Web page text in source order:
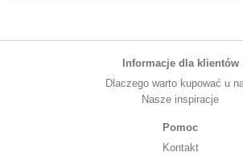
Informacje dla klientów
Dlaczego warto kupować u
Nasze inspiracje
Pomoc
Kontakt